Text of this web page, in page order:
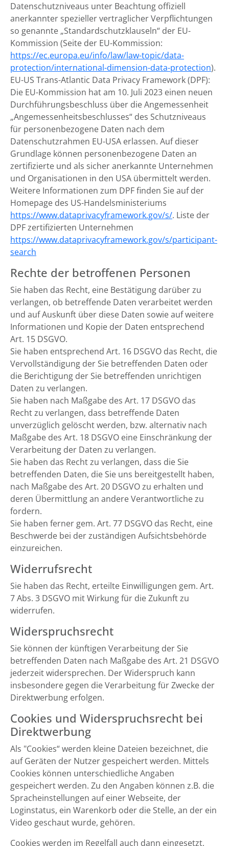
Datenschutzniveaus unter Beachtung offiziell
anerkannter spezieller vertraglicher Verpflichtungen
so genannte „Standardschutzklauseln“ der EU-
Kommission (Seite der EU-Kommission:
https://ec.europa.eu/info/law/law-topic/data-
protection/international-dimension-data-protection).
EU-US Trans-Atlantic Data Privacy Framework (DPF):
Die EU-Kommission hat am 10. Juli 2023 einen neuen
Durchführungsbeschluss über die Angemessenheit
„Angemessenheitsbeschlusses“ des Schutzniveaus
für personenbezogene Daten nach dem
Datenschutzrahmen EU-USA erlassen. Auf dieser
Grundlage können personenbezogene Daten an
zertifizierte und als sicher anerkannte Unternehmen
und Organisationen in den USA übermittelt werden.
Weitere Informationen zum DPF finden Sie auf der
Homepage des US-Handelsministeriums
https://www.dataprivacyframework.gov/s/. Liste der
DPF zertifizierten Unternehmen
https://www.dataprivacyframework.gov/s/participant-
search
Rechte der betroffenen Personen
Sie haben das Recht, eine Bestätigung darüber zu
verlangen, ob betreffende Daten verarbeitet werden
und auf Auskunft über diese Daten sowie auf weitere
Informationen und Kopie der Daten entsprechend
Art. 15 DSGVO.
Sie haben entsprechend Art. 16 DSGVO das Recht, die
Vervollständigung der Sie betreffenden Daten oder
die Berichtigung der Sie betreffenden unrichtigen
Daten zu verlangen.
Sie haben nach Maßgabe des Art. 17 DSGVO das
Recht zu verlangen, dass betreffende Daten
unverzüglich gelöscht werden, bzw. alternativ nach
Maßgabe des Art. 18 DSGVO eine Einschränkung der
Verarbeitung der Daten zu verlangen.
Sie haben das Recht zu verlangen, dass die Sie
betreffenden Daten, die Sie uns bereitgestellt haben,
nach Maßgabe des Art. 20 DSGVO zu erhalten und
deren Übermittlung an andere Verantwortliche zu
fordern.
Sie haben ferner gem. Art. 77 DSGVO das Recht, eine
Beschwerde bei der zuständigen Aufsichtsbehörde
einzureichen.
Widerrufsrecht
Sie haben das Recht, erteilte Einwilligungen gem. Art.
7 Abs. 3 DSGVO mit Wirkung für die Zukunft zu
widerrufen.
Widerspruchsrecht
Sie können der künftigen Verarbeitung der Sie
betreffenden Daten nach Maßgabe des Art. 21 DSGVO
jederzeit widersprechen. Der Widerspruch kann
insbesondere gegen die Verarbeitung für Zwecke der
Direktwerbung erfolgen.
Cookies und Widerspruchsrecht bei
Direktwerbung
Als "Cookies“ werden kleine Dateien bezeichnet, die
auf Geräten der Nutzer gespeichert werden. Mittels
Cookies können unterschiedliche Angaben
gespeichert werden. Zu den Angaben können z.B. die
Spracheinstellungen auf einer Webseite, der
Loginstatus, ein Warenkorb oder die Stelle, an der ein
Video geschaut wurde, gehören.
Cookies werden im Regelfall auch dann eingesetzt,